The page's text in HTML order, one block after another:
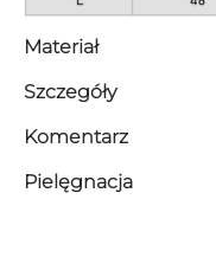
Materiał
Szczegóły
Komentarz
Pielęgnacja